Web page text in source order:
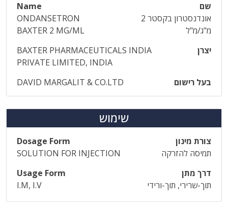
שם
Name
אונדנסטרון בקסטר 2
מ"ג/מ"ל
ONDANSETRON
BAXTER 2 MG/ML
יצרן
BAXTER PHARMACEUTICALS INDIA
PRIVATE LIMITED, INDIA
בעל רישום
DAVID MARGALIT & CO.LTD
שימוש
צורת מינון
Dosage Form
תמיסה להזרקה
SOLUTION FOR INJECTION
דרך מתן
Usage Form
תוך-שרירי, תוך-ורידי
I.M, I.V